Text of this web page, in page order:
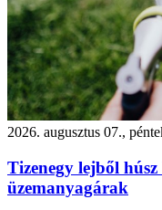
2026. augusztus 07.,
Tizenegy lejből
üzemanyagárak